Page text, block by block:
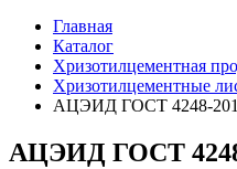
Главная
Каталог
Хризотилцементная
Хризотилцементные
АЦЭИД ГОСТ 4248-
АЦЭИД ГОСТ